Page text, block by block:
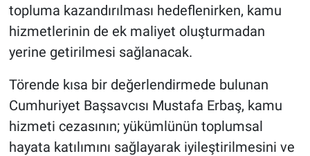
topluma kazandırılması hedeflenirken, kamu
hizmetlerinin de ek maliyet oluşturmadan
yerine getirilmesi sağlanacak.
Törende kısa bir değerlendirmede bulunan
Cumhuriyet Başsavcısı Mustafa Erbaş, kamu
hizmeti cezasının; yükümlünün toplumsal
hayata katılımını sağlayarak iyileştirilmesini ve